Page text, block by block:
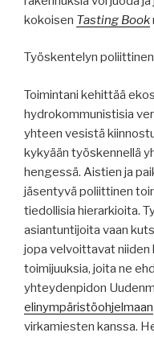
kokoisen Tasting Book
Työskentelyn
Toimintani kehittää
hydrokommunistisia
yhteen vesistä
kykyään työskennellä
hengessä. Aistien ja
jäsentyvä poliittinen
tiedollisia hierarkioita.
asiantuntijoita vaan
jopa velvoittavat niiden
toimijuuksia, joita ne
yhteydenpidon
elinympäristöohjelmaan
virkamiesten kanssa.